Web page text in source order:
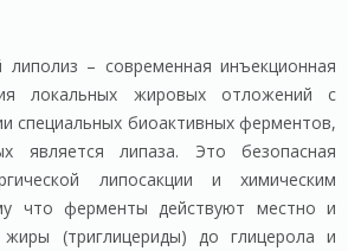
– современная инъекционная
локальных жировых отложений с
специальных биоактивных ферментов,
является липаза. Это безопасная
липосакции и химическим
что ферменты действуют местно и
(триглицериды) до глицерола и